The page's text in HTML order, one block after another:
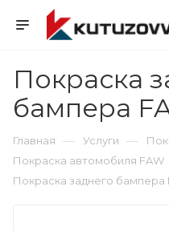
Покраска
бампера
Главная — Услуги —
Покраска автомобиля FAW
Покраска заднего бампера